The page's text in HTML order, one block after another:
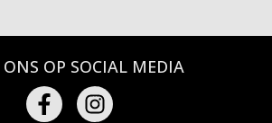
OP SOCIAL MEDIA